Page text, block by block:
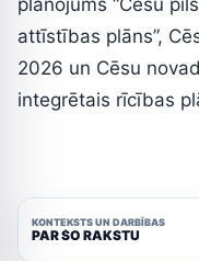
attīstības plāns”,
2026 un Cēsu
integrētais rīcības
KONTEKSTS UN DARBĪBAS
PAR ŠO RAKSTU